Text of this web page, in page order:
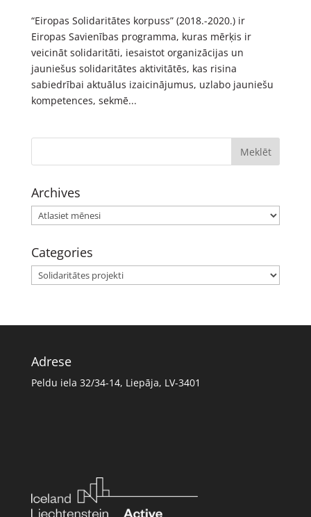
“Eiropas Solidaritātes korpuss” (2018.-2020.) ir
Eiropas Savienības programma, kuras mērķis ir
veicināt solidaritāti, iesaistot organizācijas un
jauniešus solidaritātes aktivitātēs, kas risina
sabiedrībai aktuālus izaicinājumus, uzlabo jauniešu
kompetences, sekmē...
Archives
Archives
Categories
Categories
Adrese
Peldu iela 32/34-14, Liepāja, LV-3401